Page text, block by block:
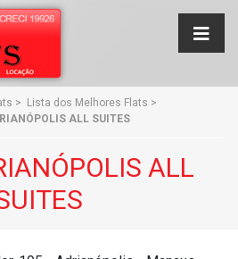
> Lista dos Melhores Flats >
ALL SUITES
ALL